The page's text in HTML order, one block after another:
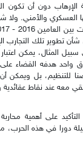
دون أن تكون
العسكري والأمني. ولا
شأن تطوير تلك
يمكن اعتبار
واحد هدفه القضاء
للتنظيم، بل
معه عند نقاط
على أهمية محاربة
دورا في هذه الحرب،